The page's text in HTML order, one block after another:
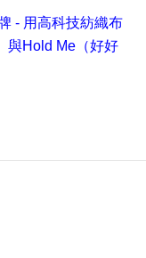
- 用高科技紡織布
與Hold Me（好好